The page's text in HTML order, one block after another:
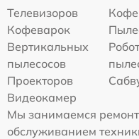
Телевизоров
Кофеварок
Вертикальных
пылесосов
Проекторов
Видеокамер
Мы занимаемся
обслуживанием